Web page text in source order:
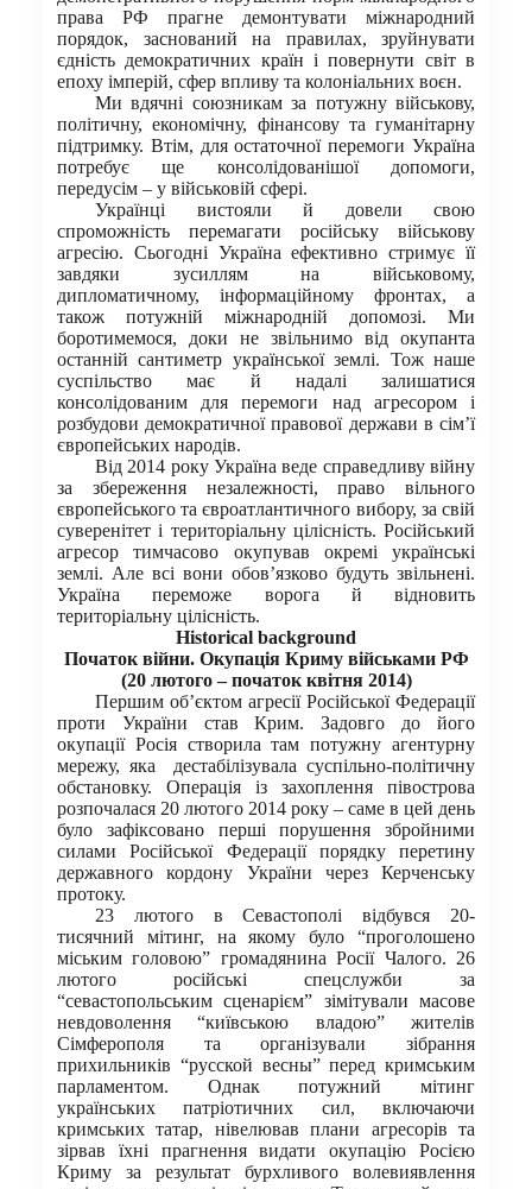
права РФ прагне демонтувати міжнародний
порядок, заснований на правилах, зруйнувати
єдність демократичних країн і повернути світ в
епоху імперій, сфер впливу та колоніальних воєн.
Ми вдячні союзникам за потужну військову,
політичну, економічну, фінансову та гуманітарну
підтримку. Втім, для остаточної перемоги Україна
потребує ще консолідованішої допомоги,
передусім – у військовій сфері.
Українці вистояли й довели свою
спроможність перемагати російську військову
агресію. Сьогодні Україна ефективно стримує її
завдяки зусиллям на військовому,
дипломатичному, інформаційному фронтах, а
також потужній міжнародній допомозі. Ми
боротимемося, доки не звільнимо від окупанта
останній сантиметр української землі. Тож наше
суспільство має й надалі залишатися
консолідованим для перемоги над агресором і
розбудови демократичної правової держави в сім’ї
європейських народів.
Від 2014 року Україна веде справедливу війну
за збереження незалежності, право вільного
європейського та євроатлантичного вибору, за свій
суверенітет і територіальну цілісність. Російський
агресор тимчасово окупував окремі українські
землі. Але всі вони обов’язково будуть звільнені.
Україна переможе ворога й відновить
територіальну цілісність.
Historical background
Початок війни. Окупація Криму військами РФ
(20 лютого – початок квітня 2014)
Першим об’єктом агресії Російської Федерації
проти України став Крим. Задовго до його
окупації Росія створила там потужну агентурну
мережу, яка дестабілізувала суспільно-політичну
обстановку. Операція із захоплення півострова
розпочалася 20 лютого 2014 року – саме в цей день
було зафіксовано перші порушення збройними
силами Російської Федерації порядку перетину
державного кордону України через Керченську
протоку.
23 лютого в Севастополі відбувся 20-
тисячний мітинг, на якому було “проголошено
міським головою” громадянина Росії Чалого. 26
лютого російські спецслужби за
“севастопольським сценарієм” зімітували масове
невдоволення “київською владою” жителів
Сімферополя та організували зібрання
прихильників “русской весны” перед кримським
парламентом. Однак потужний мітинг
українських патріотичних сил, включаючи
кримських татар, нівелював плани агресорів та
зірвав їхні прагнення видати окупацію Росією
Криму за результат бурхливого волевиявлення